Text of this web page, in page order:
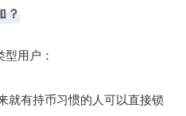
？
用户：
就有持币习惯的人可以直接锁